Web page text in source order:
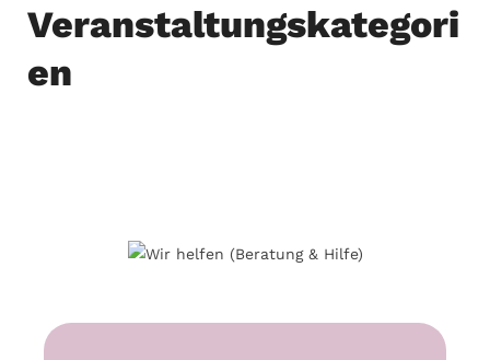
Veranstaltungskategori
en